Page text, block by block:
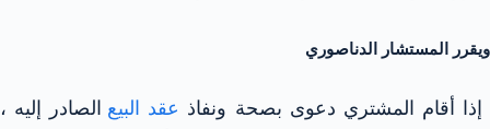
ويقرر المستشار الدناصوري
إذا أقام المشتري دعوى بصحة ونفاذ عقد البيع الصادر إليه ،